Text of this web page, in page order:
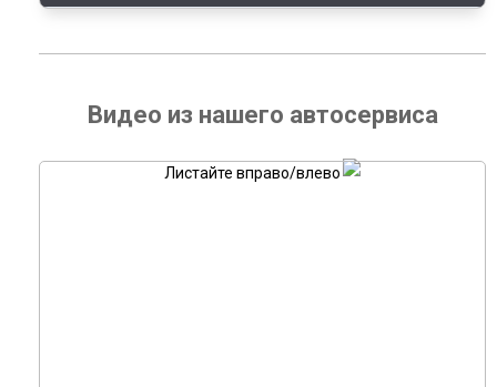
Видео из нашего автосервиса
Листайте вправо/влево